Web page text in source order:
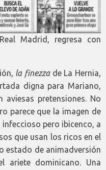
Madrid, regresa con
la finezzade La Hernia,
digna para Mariano,
pretensiones. No
parece que la imagen de
pero ibicenco, a
que usan los ricos en el
estado de animadversión
ariete dominicano. Una